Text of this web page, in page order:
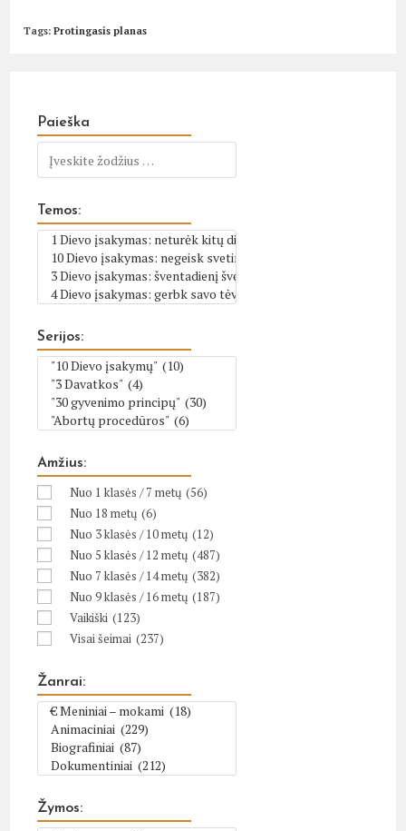
Tags:Protingasis planas
Paieška
Temos:
Serijos:
Amžius:
Nuo 1 klasės / 7 metų (56)
Nuo 18 metų (6)
Nuo 3 klasės / 10 metų (12)
Nuo 5 klasės / 12 metų (487)
Nuo 7 klasės / 14 metų (382)
Nuo 9 klasės / 16 metų (187)
Vaikiški (123)
Visai šeimai (237)
Žanrai:
Žymos: